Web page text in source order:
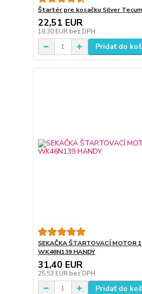
Štartér pre kosačku Silver
22,51 EUR
18,30 EUR bez DPH
Pridať do
SEKAČKA ŠTARTOVACÍ MOTOR
WK46N139 HANDY
31,40 EUR
25,53 EUR bez DPH
Pridať do